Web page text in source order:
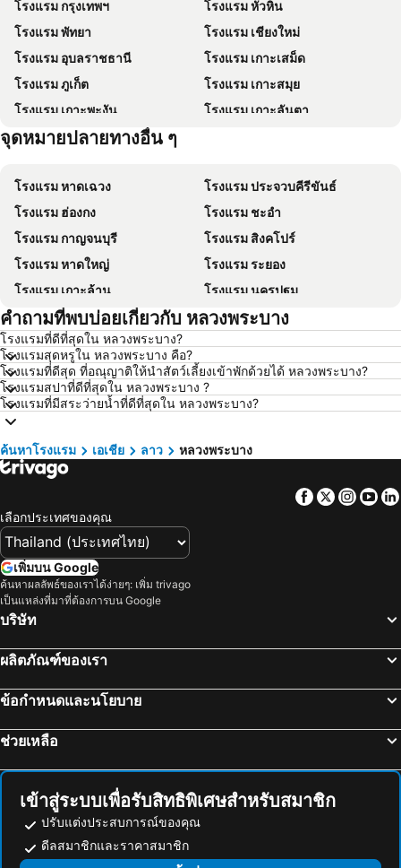
โรงแรม กรุงเทพฯ
โรงแรม หัวหิน
โรงแรม พัทยา
โรงแรม เชียงใหม่
โรงแรม อุบลราชธานี
โรงแรม เกาะเสม็ด
โรงแรม ภูเก็ต
โรงแรม เกาะสมุย
โรงแรม เกาะพะงัน
โรงแรม เกาะลันตา
โรงแรม เกาะหลีเป๊ะ
จุดหมายปลายทางอื่น ๆ
โรงแรม หาดเฉวง
โรงแรม ประจวบคีรีขันธ์
โรงแรม ฮ่องกง
โรงแรม ชะอำ
โรงแรม กาญจนบุรี
โรงแรม สิงคโปร์
โรงแรม หาดใหญ่
โรงแรม ระยอง
โรงแรม เกาะล้าน
โรงแรม นครปฐม
โรงแรม นครราชสีมา
โรงแรม ซินยี่
โรงแรม เขาหลัก
โรงแรม อุดรธานี
โรงแรม ศรีราชา
โรงแรม กระบี่
โรงแรม นครนายก
โรงแรม นครพนม
โรงแรม Schaffhausen
โรงแรม ไทเป
โรงแรม เกาะเต่า
โรงแรม บาหลี
โรงแรม ปีนัง
โรงแรม จอร์เจีย
โรงแรม ประเทศไทย
โรงแรม ซาโมส
โรงแรม เขตเมืองหลวงบรัสเซลส์
คำถามที่พบบ่อยเกี่ยวกับ หลวงพระบาง
โรงแรมที่ดีที่สุดใน หลวงพระบาง?
โรงแรมสุดหรูใน หลวงพระบาง คือ?
โรงแรมที่ดีสุด ที่อณุญาติให้นำสัตว์เลี้ยงเข้าพักด้วยได้ หลวงพระบาง?
โรงแรมสปาที่ดีที่สุดใน หลวงพระบาง ?
โรงแรมที่มีสระว่ายน้ำที่ดีที่สุดใน หลวงพระบาง?
ค้นหาโรงแรม เอเชีย ลาว หลวงพระบาง
Facebook
Twitter
เลือกประเทศของคุณ
เพิ่มบน Google
ค้นหาผลลัพธ์ของเราได้ง่ายๆ: เพิ่ม trivago
เป็นแหล่งที่มาที่ต้องการบน Google
บริษัท
ผลิตภัณฑ์ของเรา
ข้อกำหนดและนโยบาย
ช่วยเหลือ
เข้าสู่ระบบเพื่อรับสิทธิพิเศษสำหรับสมาชิก
ปรับแต่งประสบการณ์ของคุณ
ดีลสมาชิกและราคาสมาชิก